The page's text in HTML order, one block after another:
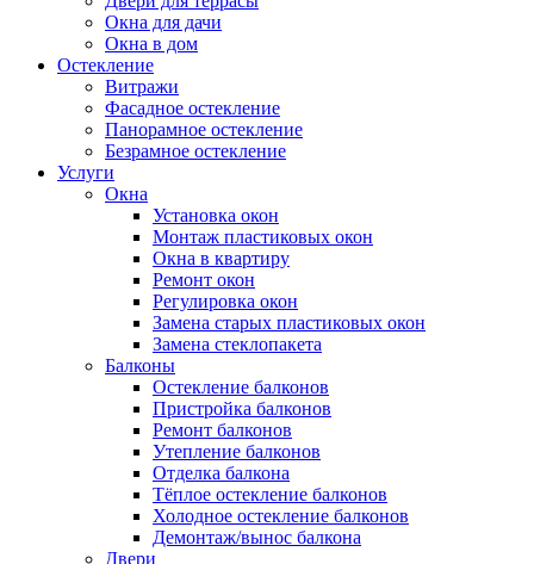
Окна для дачи
Окна в дом
Остекление
Витражи
Фасадное остекление
Панорамное остекление
Безрамное остекление
Услуги
Окна
Установка окон
Монтаж пластиковых окон
Окна в квартиру
Ремонт окон
Регулировка окон
Замена старых пластиковых окон
Замена стеклопакета
Балконы
Остекление балконов
Пристройка балконов
Ремонт балконов
Утепление балконов
Отделка балкона
Тёплое остекление балконов
Холодное остекление балконов
Демонтаж/вынос балкона
Двери